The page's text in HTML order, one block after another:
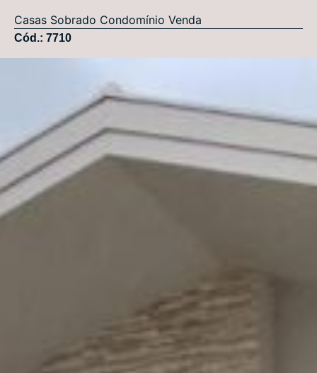
Casas Sobrado Condomínio Venda
Cód.: 7710